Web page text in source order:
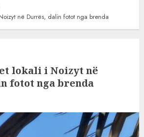
në Durrës, dalin fotot nga brenda
lokali i Noizyt në
fotot nga brenda